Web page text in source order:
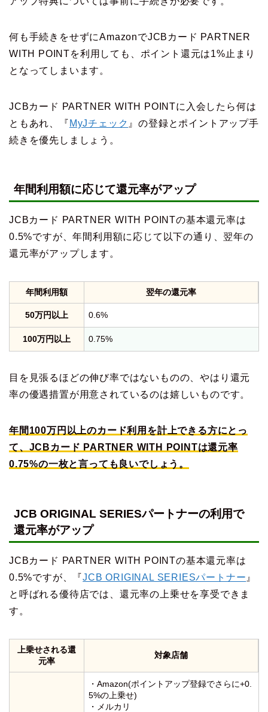
何も手続きをせずにAmazonでJCBカード PARTNER
WITH POINTを利用しても、ポイント還元は1%止まり
となってしまいます。
JCBカード PARTNER WITH POINTに入会したら何は
ともあれ、『 MyJチェック 』の登録とポイントアップ手
続きを優先しましょう。
年間利用額に応じて還元率がアップ
JCBカード PARTNER WITH POINTの基本還元率は
0.5%ですが、年間利用額に応じて以下の通り、翌年の
還元率がアップします。
年間利用額 翌年の還元率
50万円以上 0.6%
100万円以上 0.75%
目を見張るほどの伸び率ではないものの、やはり還元
率の優遇措置が用意されているのは嬉しいものです。
年間100万円以上のカード利用を計上できる方にとっ
て、JCBカード PARTNER WITH POINTは還元率
0.75%の一枚と言っても良いでしょう。
JCB ORIGINAL SERIESパートナーの利用で
還元率がアップ
JCBカード PARTNER WITH POINTの基本還元率は
0.5%ですが、『JCB ORIGINAL SERIESパートナー 』
と呼ばれる優待店では、還元率の上乗せを享受できま
す。
上乗せされる還
元率
対象店舗
・Amazon(ポイントアップ登録でさらに+0.
5%の上乗せ)
・メルカリ